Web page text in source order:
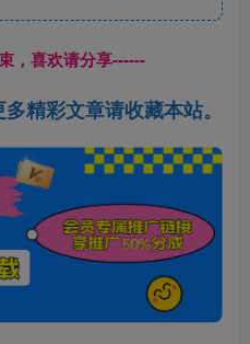
，喜欢请分享------
精彩文章请收藏本站。